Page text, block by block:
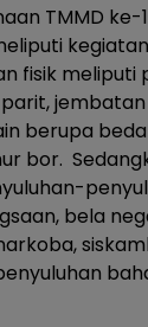
TMMD ke-
fisik meliputi
berupa
bor.
bela